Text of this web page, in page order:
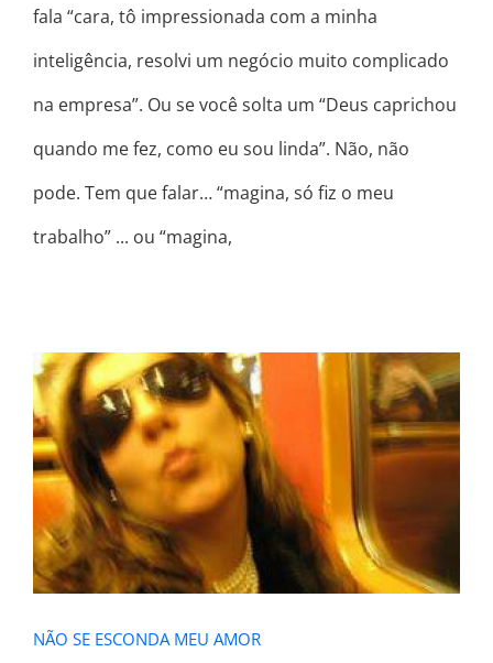
fala “cara, tô impressionada com a minha
inteligência, resolvi um negócio muito complicado
na empresa”. Ou se você solta um “Deus caprichou
quando me fez, como eu sou linda”. Não, não
pode. Tem que falar… “magina, só fiz o meu
trabalho” ... ou “magina,
NÃO SE ESCONDA MEU AMOR
NÃO SE ESCONDA MEU AMOR